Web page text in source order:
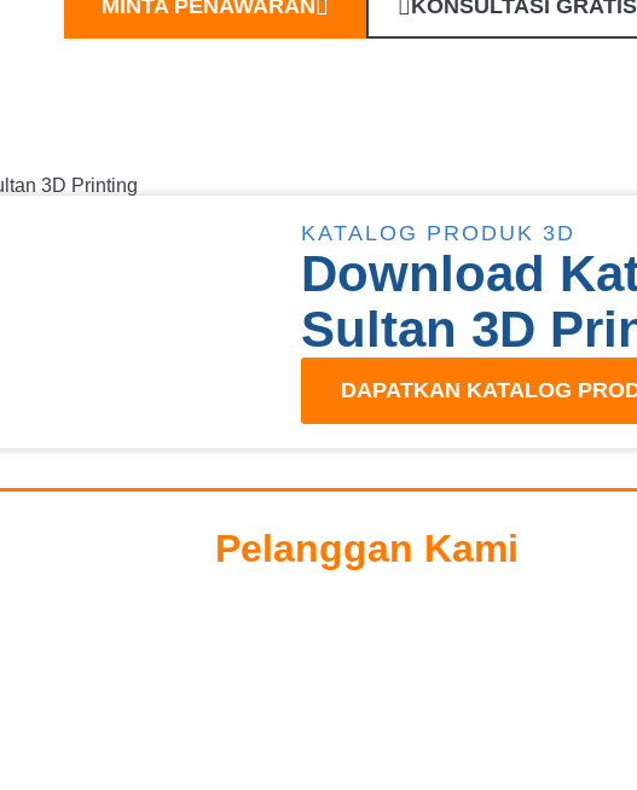
MINTA PENAWARAN KONSULTASI GRATIS
KATALOG PRODUK 3D
Download
Sultan 3D
DAPATKAN KATALOG
Pelanggan Kami